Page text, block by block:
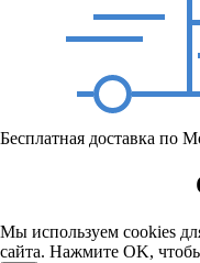
Бесплатная доставка по
Мы используем cookies
сайта. Нажмите OK,